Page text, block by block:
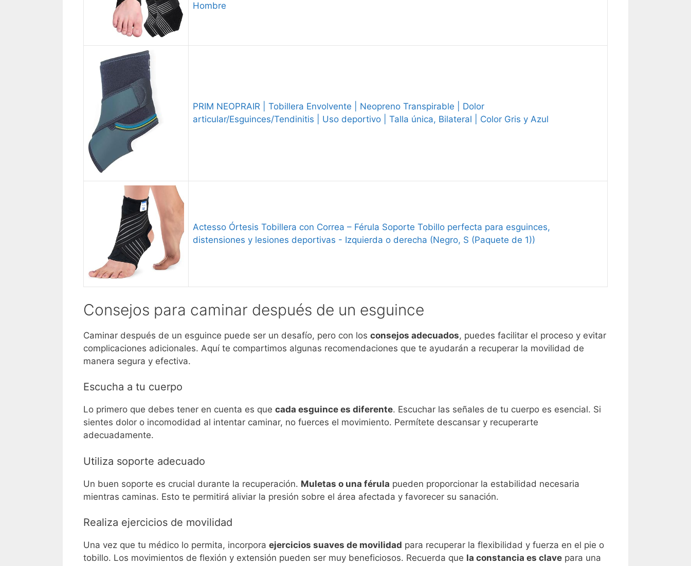
Hombre
PRIM NEOPRAIR | Tobillera Envolvente | Neopreno Transpirable | Dolor
articular/Esguinces/Tendinitis | Uso deportivo | Talla única, Bilateral | Color Gris y Azul
Actesso Órtesis Tobillera con Correa – Férula Soporte Tobillo perfecta para esguinces,
distensiones y lesiones deportivas - Izquierda o derecha (Negro, S (Paquete de 1))
Consejos para caminar después de un esguince
Caminar después de un esguince puede ser un desafío, pero con los consejos adecuados, puedes facilitar el proceso y evitar
complicaciones adicionales. Aquí te compartimos algunas recomendaciones que te ayudarán a recuperar la movilidad de
manera segura y efectiva.
Escucha a tu cuerpo
Lo primero que debes tener en cuenta es que cada esguince es diferente. Escuchar las señales de tu cuerpo es esencial. Si
sientes dolor o incomodidad al intentar caminar, no fuerces el movimiento. Permítete descansar y recuperarte
adecuadamente.
Utiliza soporte adecuado
Un buen soporte es crucial durante la recuperación. Muletas o una férula pueden proporcionar la estabilidad necesaria
mientras caminas. Esto te permitirá aliviar la presión sobre el área afectada y favorecer su sanación.
Realiza ejercicios de movilidad
Una vez que tu médico lo permita, incorpora ejercicios suaves de movilidad para recuperar la flexibilidad y fuerza en el pie o
tobillo. Los movimientos de flexión y extensión pueden ser muy beneficiosos. Recuerda que la constancia es clave para una